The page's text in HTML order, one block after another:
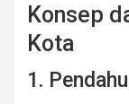
Konsep
Kota
1.